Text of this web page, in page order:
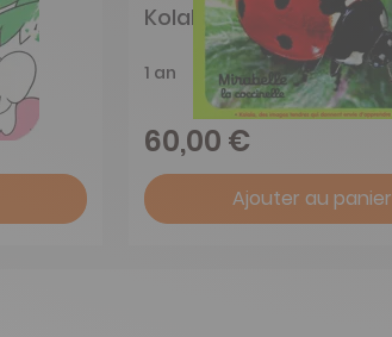
Kolala
1 an
60,00 €
Ajouter au panier